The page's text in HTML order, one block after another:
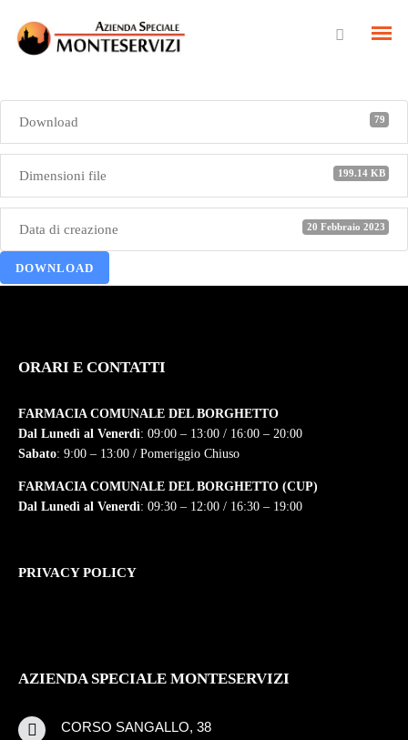
79
Download
199.14 KB
Dimensioni file
20 Febbraio 2023
Data di creazione
DOWNLOAD
ORARI E CONTATTI
FARMACIA COMUNALE DEL BORGHETTO
Dal Lunedì al Venerdì: 09:00 – 13:00 / 16:00 – 20:00
Sabato: 9:00 – 13:00 / Pomeriggio Chiuso
FARMACIA COMUNALE DEL BORGHETTO (CUP)
Dal Lunedì al Venerdì: 09:30 – 12:00 / 16:30 – 19:00
PRIVACY POLICY
AZIENDA SPECIALE MONTESERVIZI
CORSO SANGALLO, 38